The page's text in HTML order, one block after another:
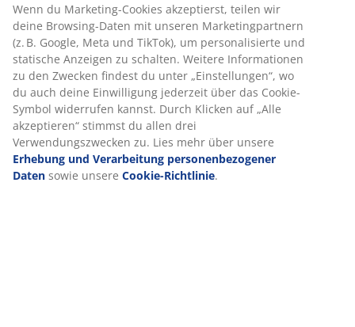
Produkteigenschaften
Bewertungen
(52)
Wenn du Marketing-Cookies akzeptierst, teilen wir
deine Browsing-Daten mit unseren Marketingpartnern
(z. B. Google, Meta und TikTok), um personalisierte und
statische Anzeigen zu schalten. Weitere Informationen
zu den Zwecken findest du unter „Einstellungen“, wo
du auch deine Einwilligung jederzeit über das Cookie-
Symbol widerrufen kannst. Durch Klicken auf „Alle
akzeptieren“ stimmst du allen drei
Verwendungszwecken zu. Lies mehr über unsere
Erhebung und Verarbeitung personenbezogener
Daten sowie unsere Cookie-Richtlinie.